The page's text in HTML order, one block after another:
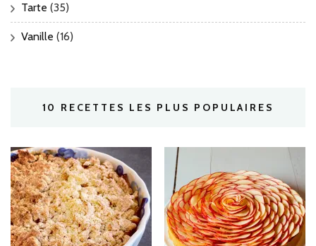
Tarte (35)
Vanille (16)
10 RECETTES LES PLUS POPULAIRES